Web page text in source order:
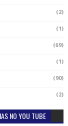
(2)
(1)
(69)
(1)
(90)
(2)
NO YOU TUBE